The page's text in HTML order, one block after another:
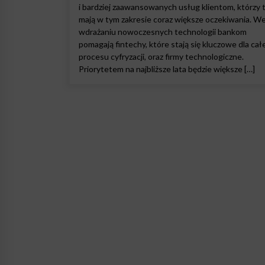
i bardziej zaawansowanych usług klientom, którzy
mają w tym zakresie coraz większe oczekiwania. We
wdrażaniu nowoczesnych technologii bankom
pomagają fintechy, które stają się kluczowe dla
procesu cyfryzacji, oraz firmy technologiczne.
Priorytetem na najbliższe lata będzie większe […]